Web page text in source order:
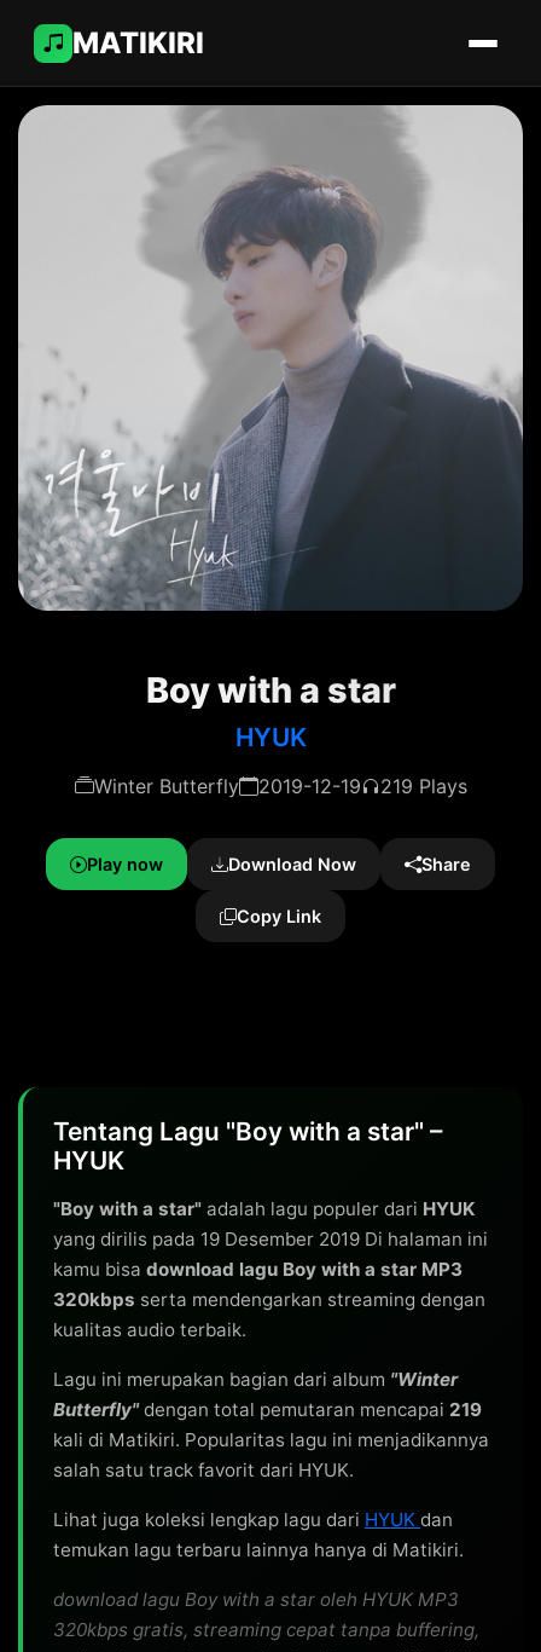
MATIKIRI
Boy with a star
HYUK
Winter Butterfly 2019-12-19 219 Plays
Play now Download Now Share
Copy Link
Tentang Lagu "Boy with a star" –
HYUK
"Boy with a star" adalah lagu populer dari HYUK
yang dirilis pada 19 Desember 2019 Di halaman ini
kamu bisa download lagu Boy with a star MP3
320kbps serta mendengarkan streaming dengan
kualitas audio terbaik.
Lagu ini merupakan bagian dari album "Winter
Butterfly"dengan total pemutaran mencapai 219
kali di Matikiri. Popularitas lagu ini menjadikannya
salah satu track favorit dari HYUK.
Lihat juga koleksi lengkap lagu dari HYUK dan
temukan lagu terbaru lainnya hanya di Matikiri.
download lagu Boy with a star oleh HYUK MP3
320kbps gratis, streaming cepat tanpa buffering,